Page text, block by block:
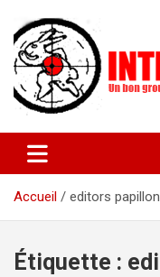
contenu
actuelles pop rock,
lyon
Accueil
editors
Étiquette :